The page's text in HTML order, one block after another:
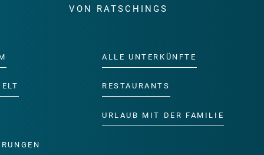
VON RATSCHINGS
ALLE UNTERKÜNFTE
RESTAURANTS
URLAUB MIT DER FAMILIE